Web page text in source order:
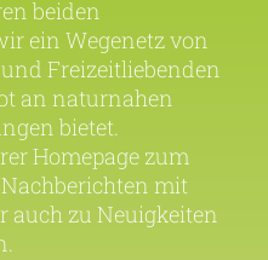
beiden
ein Wegenetz von
Freizeitliebenden
an naturnahen
bietet.
Homepage zum
mit
auch zu Neuigkeiten